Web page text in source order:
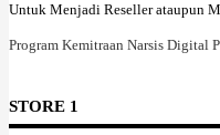
Untuk Menjadi Reseller ataupun
Program Kemitraan Narsis Digital
STORE 1